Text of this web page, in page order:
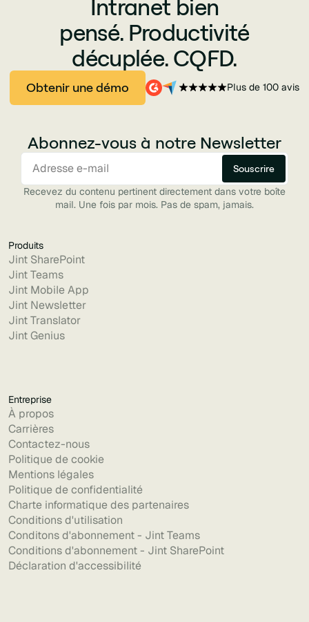
Intranet bien
pensé. Productivité
décuplée. CQFD.
Obtenir une démo Plus de 100 avis
Abonnez-vous à notre Newsletter
Recevez du contenu pertinent directement dans votre boîte
mail. Une fois par mois. Pas de spam, jamais.
Produits
Jint SharePoint
Jint Teams
Jint Mobile App
Jint Newsletter
Jint Translator
Jint Genius
Entreprise
À propos
Carrières
Contactez-nous
Politique de cookie
Mentions légales
Politique de confidentialité
Charte informatique des partenaires
Conditions d'utilisation
Conditons d'abonnement - Jint Teams
Conditions d'abonnement - Jint SharePoint
Déclaration d'accessibilité